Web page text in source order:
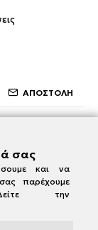
ΑΠΟΣΤΟΛΗ
σας
και να
παρέχουμε
Δείτε την